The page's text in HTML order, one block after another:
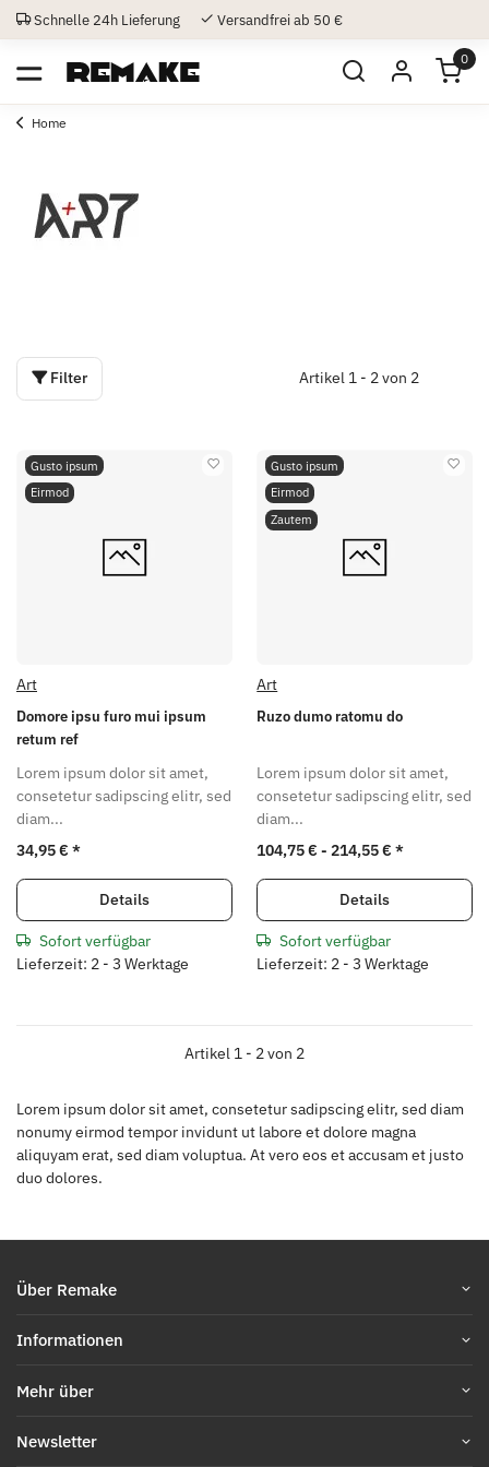
Schnelle 24h Lieferung Versandfrei ab 50 €
0
Home
Filter Artikel 1 - 2 von 2
Gusto ipsum
Eirmod
Art
Domore ipsu furo mui ipsum
retum ref
Lorem ipsum dolor sit amet,
consetetur sadipscing elitr, sed
diam...
34,95 € *
Details
Sofort verfügbar
Lieferzeit: 2 - 3 Werktage
Gusto ipsum
Eirmod
Zautem
Art
Ruzo dumo ratomu do
Lorem ipsum dolor sit amet,
consetetur sadipscing elitr, sed
diam...
104,75 € - 214,55 €*
Details
Sofort verfügbar
Lieferzeit: 2 - 3 Werktage
Artikel 1 - 2 von 2
Lorem ipsum dolor sit amet, consetetur sadipscing elitr, sed diam
nonumy eirmod tempor invidunt ut labore et dolore magna
aliquyam erat, sed diam voluptua. At vero eos et accusam et justo
duo dolores.
Über Remake
Informationen
Mehr über
Newsletter